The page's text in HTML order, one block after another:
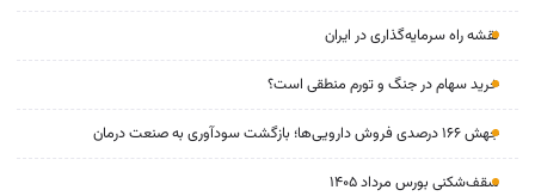
نقشه راه سرمایه‌گذاری در ایران
خرید سهام در جنگ و تورم منطقی است؟
جهش ۱۶۶ درصدی فروش دارویی‌ها؛ بازگشت سودآوری به صنعت درمان
سقف‌شکنی بورس مرداد ۱۴۰۵